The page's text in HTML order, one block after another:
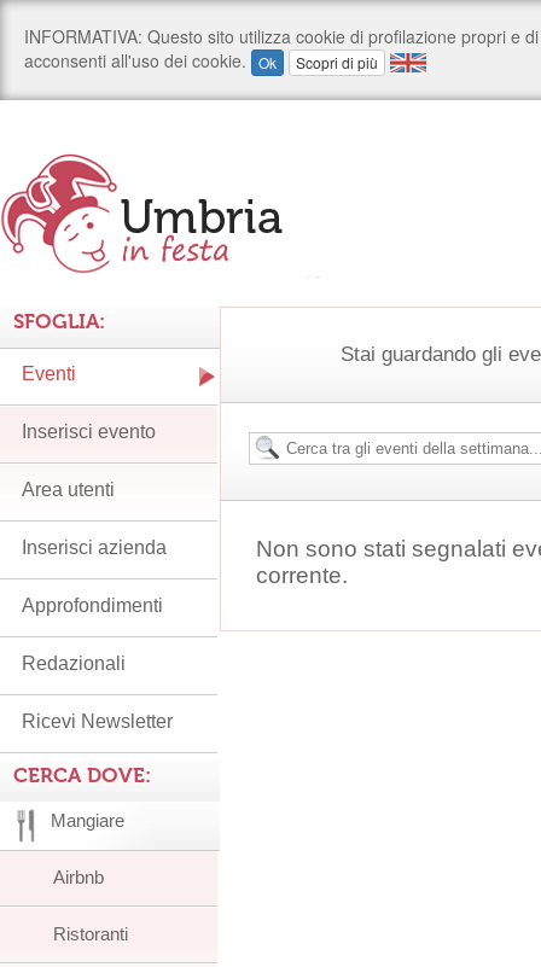
Stai guardando gli
Non sono stati segnalati
corrente.
SFOGLIA:
Eventi
Inserisci evento
Area utenti
Inserisci azienda
Approfondimenti
Redazionali
Ricevi Newsletter
CERCA DOVE:
Mangiare
Airbnb
Ristoranti